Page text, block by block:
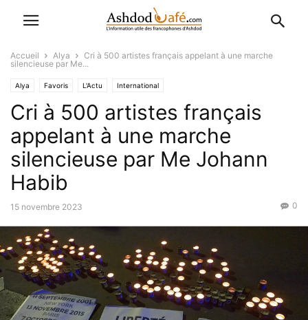
Accueil Alya
Cri à 500 artistes français appelant à une marche
silencieuse par Me...
Alya Favoris L'Actu International
Cri à 500 artistes français
appelant à une marche
silencieuse par Me Johann
Habib
15 novembre 2023 0